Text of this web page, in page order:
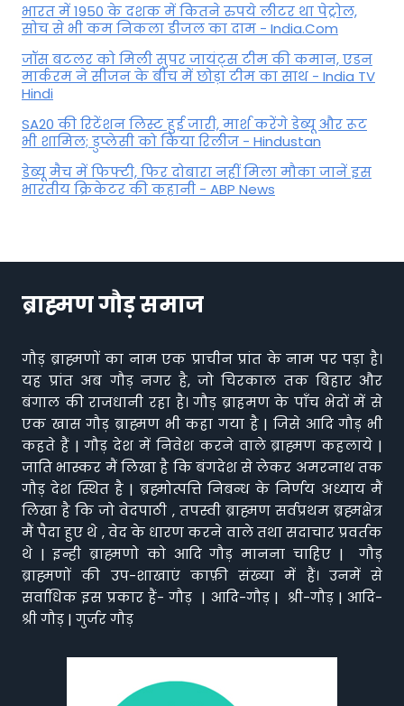
भारत में 1950 के दशक में कितने रुपये लीटर था पेट्रोल,
सोच से भी कम निकला डीजल का दाम - India.Com
जॉस बटलर को मिली सुपर जायंट्स टीम की कमान, एडन
मार्करम ने सीजन के बीच में छोड़ा टीम का साथ - India TV
Hindi
SA20 की रिटेंशन लिस्ट हुई जारी, मार्श करेंगे डेब्यू और रूट
भी शामिल; डुप्लेसी को किया रिलीज - Hindustan
डेब्यू मैच में फिफ्टी, फिर दोबारा नहीं मिला मौका जानें इस
भारतीय क्रिकेटर की कहानी - ABP News
ब्राह्मण गौड़ समाज
गौड़ ब्राह्मणों का नाम एक प्राचीन प्रांत के नाम पर पड़ा है।
यह प्रांत अब गौड़ नगर है, जो चिरकाल तक बिहार और
बंगाल की राजधानी रहा है। गौड़ ब्राहमण के पाँच भेदों में से
एक खास गौड़ ब्राह्मण भी कहा गया है | जिसे आदि गौड़ भी
कहते हैं | गौड़ देश में निवेश करने वाले ब्राह्मण कहलाये |
जाति भास्कर मैं लिखा है कि बंगदेश से लेकर अमरनाथ तक
गौड़ देश स्थित है | ब्रह्मोत्पत्ति निबन्ध के निर्णय अध्याय मैं
लिखा है कि जो वेदपाठी , तपस्वी ब्राह्मण सर्वप्रथम ब्रह्मक्षेत्र
मैं पैदा हुए थे , वेद के धारण करने वाले तथा सदाचार प्रवर्तक
थे | इन्ही ब्राह्मणो को आदि गौड़ मानना चाहिए | गौड़
ब्राह्मणों की उप-शाखाएं काफ़ी संख्या में हैं। उनमें से
सर्वाधिक इस प्रकार हैं- गौड़ | आदि-गौड़ | श्री-गौड़ | आदि-
श्री गौड़ | गुर्जर गौड़